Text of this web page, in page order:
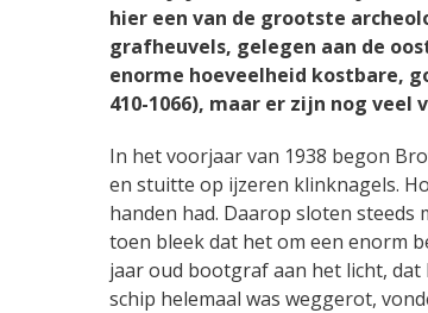
hier een van de grootste
grafheuvels, gelegen aan de
enorme hoeveelheid kostbare,
410-1066), maar er zijn nog
In het voorjaar van 1938 begon
en stuitte op ijzeren klinknagels.
handen had. Daarop sloten
toen bleek dat het om een enorm
jaar oud bootgraf aan het licht,
schip helemaal was weggerot,